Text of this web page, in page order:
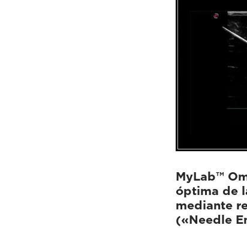
MyLab™
óptima de
mediante
(«Needle